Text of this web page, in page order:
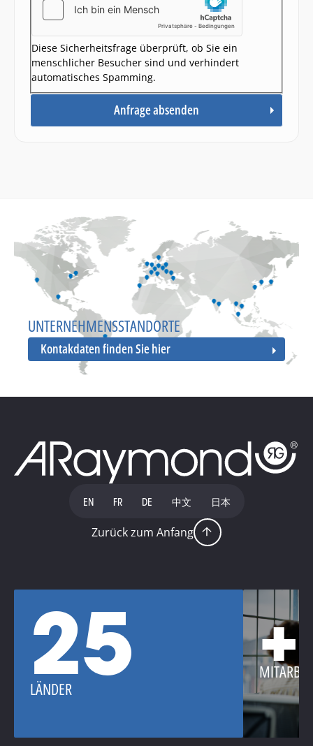
Diese Sicherheitsfrage überprüft, ob Sie ein
menschlicher Besucher sind und verhindert
automatisches Spamming.
UNTERNEHMENSSTANDORTE
Kontakdaten finden Sie hier
EN FR DE 中文 日本
Zurück zum Anfang
25
LÄNDER